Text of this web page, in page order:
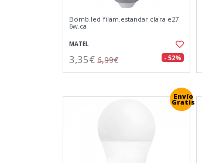
Bomb.led filam.estandar clara e27
6w.ca
MATEL
3,35€ 6,99€ - 52%
Envío
Gratis